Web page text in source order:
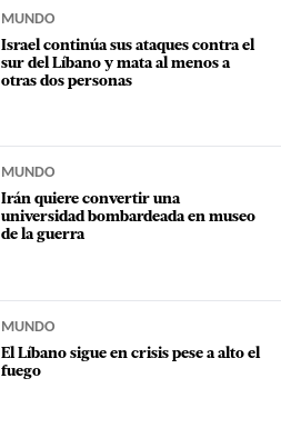
MUNDO
Israel continúa sus ataques contra el
sur del Líbano y mata al menos a
otras dos personas
MUNDO
Irán quiere convertir una
universidad bombardeada en museo
de la guerra
MUNDO
El Líbano sigue en crisis pese a alto el
fuego